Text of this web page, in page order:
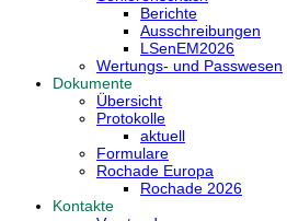
Berichte
Ausschreibungen
LSenEM2026
Wertungs- und Passwesen
Dokumente
Übersicht
Protokolle
aktuell
Formulare
Rochade Europa
Rochade 2026
Kontakte